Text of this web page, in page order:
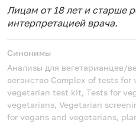
Лицам от 18 лет и старше
интерпретацией врача.
Синонимы
Анализы для вегетарианцев/
веганство Complex of tests for
vegetarian test kit, Tests for
vegetarians, Vegetarian
for vegans and vegetarians,